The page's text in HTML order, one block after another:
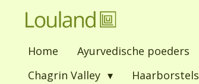
Home Ayurvedische poeders
Chagrin Valley
Haarborstels